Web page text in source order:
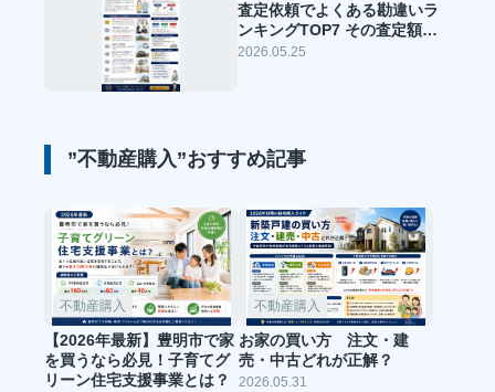
査定依頼でよくある勘違いラ
ンキングTOP7 その査定額、
本当に信じて大丈夫ですか？
2026.05.25
”不動産購入”おすすめ記事
不動産購入
【2026年最新】豊明市で家
を買うなら必見！子育てグ
リーン住宅支援事業とは？
不動産購入
お家の買い方 注文・建
売・中古どれが正解？
2026.05.31